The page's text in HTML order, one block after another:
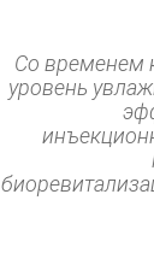
Со временем
уровень